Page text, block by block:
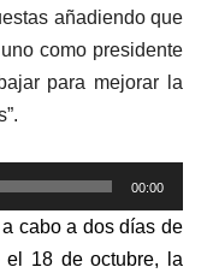
añadiendo que
como presidente
para mejorar la
00:00
a caboa dos días de
el 18 de octubre, la